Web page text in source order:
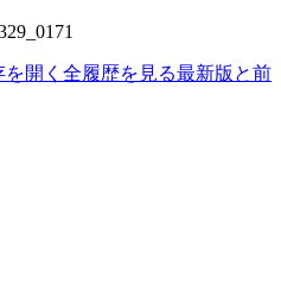
開く 全履歴を見る最新版と前